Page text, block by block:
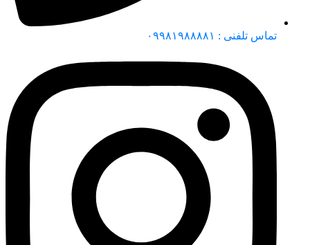
تماس تلفنی : ۰۹۹۸۱۹۸۸۸۸۱